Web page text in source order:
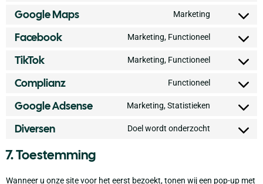
Google Maps Marketing
Facebook Marketing, Functioneel
TikTok Marketing, Functioneel
Complianz Functioneel
Google Adsense Marketing, Statistieken
Diversen Doel wordt onderzocht
7. Toestemming
Wanneer u onze site voor het eerst bezoekt, tonen wij een pop-up met